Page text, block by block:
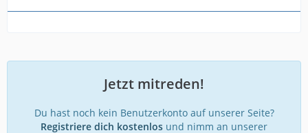
Jetzt mitreden!
Du hast noch kein Benutzerkonto auf unserer Seite?
Registriere dich kostenlos und nimm an unserer